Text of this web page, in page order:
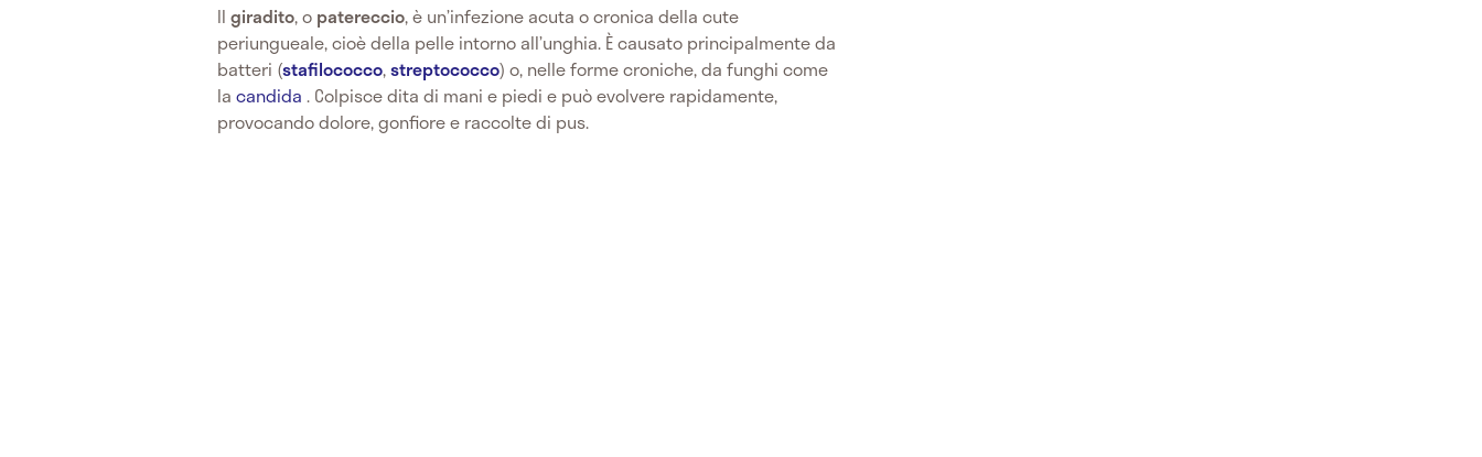
Il giradito, o patereccio, è un’infezione acuta o cronica della cute
periungueale, cioè della pelle intorno all’unghia. È causato principalmente da
batteri (stafilococco,streptococco) o, nelle forme croniche, da funghi come
la candida . Colpisce dita di mani e piedi e può evolvere rapidamente,
provocando dolore, gonfiore e raccolte di pus.